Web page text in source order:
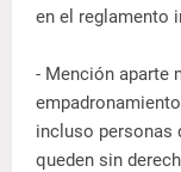
en el reglamento
- Mención aparte
incluso personas
queden sin